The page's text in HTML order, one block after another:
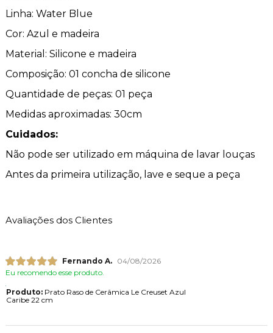
Linha: Water Blue
Cor: Azul e madeira
Material: Silicone e madeira
Composição: 01 concha de silicone
Quantidade de peças: 01 peça
Medidas aproximadas: 30cm
Cuidados:
Não pode ser utilizado em máquina de lavar louças
Antes da primeira utilização, lave e seque a peça
Avaliações dos Clientes
Fernando A.
04/08/2026
Eu recomendo esse produto.
Produto:Prato Raso de Cerâmica Le Creuset Azul
Caribe 22 cm